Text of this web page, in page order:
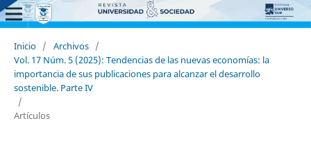
Inicio / Archivos /
Vol. 17 Núm. 5 (2025): Tendencias de las nuevas economías: la
importancia de sus publicaciones para alcanzar el desarrollo
sostenible. Parte IV
/
Artículos